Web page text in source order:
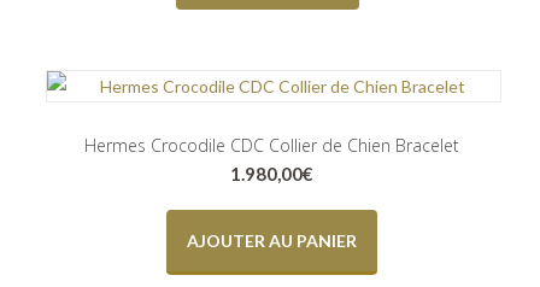
Hermes Crocodile CDC Collier de Chien Bracelet
1.980,00€
AJOUTER AU PANIER